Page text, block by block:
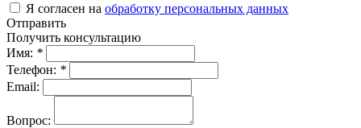
Я согласен на обработку персональных данных
Отправить
Получить консультацию
Имя: *
Телефон: *
Email:
Вопрос: